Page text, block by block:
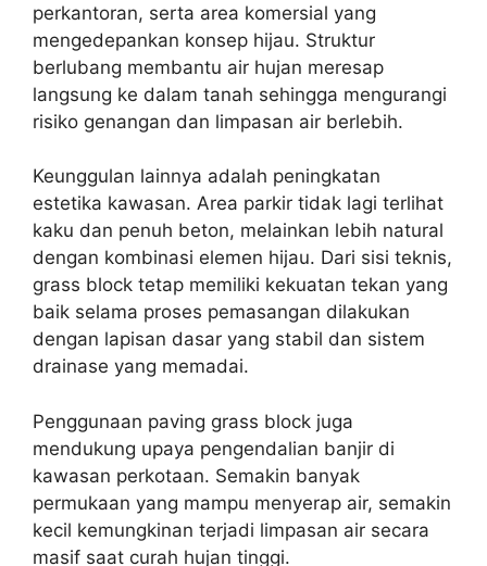
perkantoran, serta area komersial yang
mengedepankan konsep hijau. Struktur
berlubang membantu air hujan meresap
langsung ke dalam tanah sehingga mengurangi
risiko genangan dan limpasan air berlebih.
Keunggulan lainnya adalah peningkatan
estetika kawasan. Area parkir tidak lagi terlihat
kaku dan penuh beton, melainkan lebih natural
dengan kombinasi elemen hijau. Dari sisi teknis,
grass block tetap memiliki kekuatan tekan yang
baik selama proses pemasangan dilakukan
dengan lapisan dasar yang stabil dan sistem
drainase yang memadai.
Penggunaan paving grass block juga
mendukung upaya pengendalian banjir di
kawasan perkotaan. Semakin banyak
permukaan yang mampu menyerap air, semakin
kecil kemungkinan terjadi limpasan air secara
masif saat curah hujan tinggi.